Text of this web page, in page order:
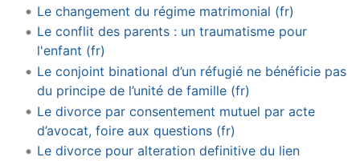
Le changement du régime matrimonial (fr)
Le conflit des parents : un traumatisme pour
l'enfant (fr)
Le conjoint binational d’un réfugié ne bénéficie pas
du principe de l’unité de famille (fr)
Le divorce par consentement mutuel par acte
d’avocat, foire aux questions (fr)
Le divorce pour alteration definitive du lien